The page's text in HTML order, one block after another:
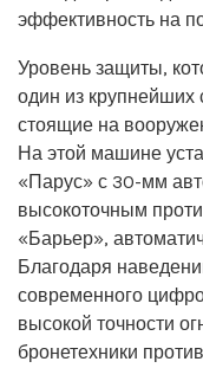
эффективность на
Уровень защиты,
один из
стоящие на
На этой машине
«Парус» с 30-мм
высокоточным
«Барьер»,
Благодаря
современного
высокой точности
бронетехники